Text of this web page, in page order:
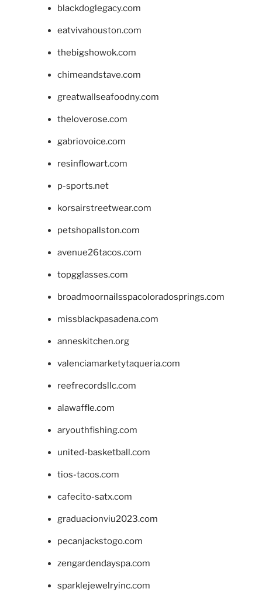
blackdoglegacy.com
eatvivahouston.com
thebigshowok.com
chimeandstave.com
greatwallseafoodny.com
theloverose.com
gabriovoice.com
resinflowart.com
p-sports.net
korsairstreetwear.com
petshopallston.com
avenue26tacos.com
topgglasses.com
broadmoornailsspacoloradosprings.com
missblackpasadena.com
anneskitchen.org
valenciamarketytaqueria.com
reefrecordsllc.com
alawaffle.com
aryouthfishing.com
united-basketball.com
tios-tacos.com
cafecito-satx.com
graduacionviu2023.com
pecanjackstogo.com
zengardendayspa.com
sparklejewelryinc.com